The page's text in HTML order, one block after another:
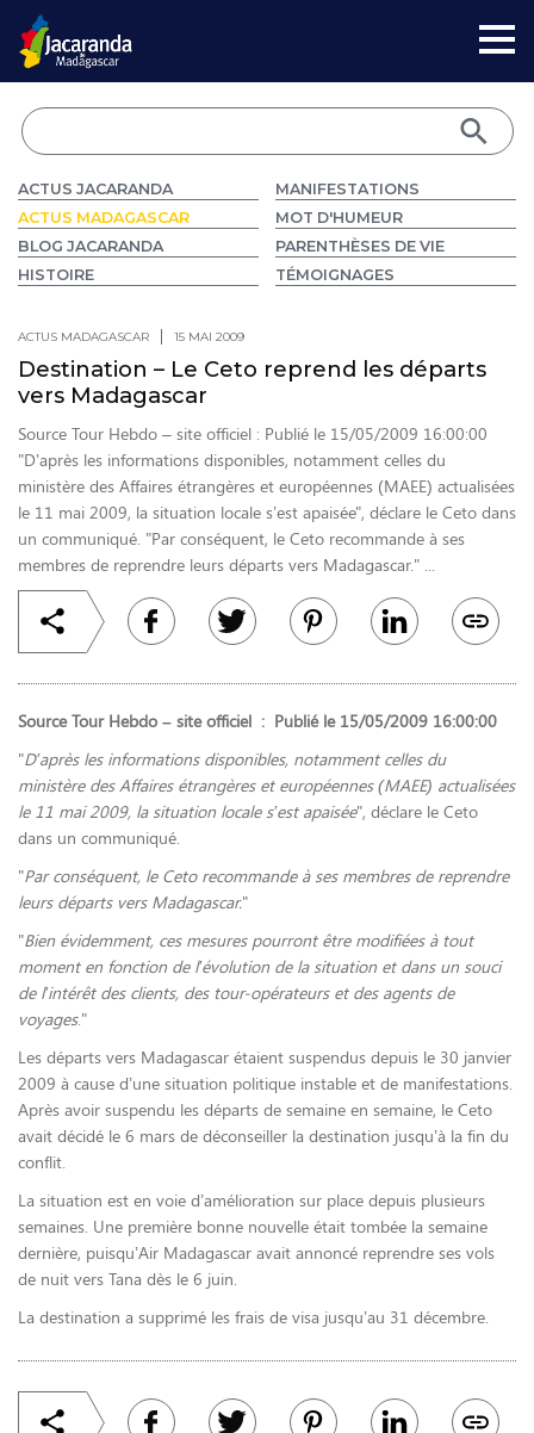
ACTUS JACARANDA
ACTUS MADAGASCAR
BLOG JACARANDA
HISTOIRE
MANIFESTATIONS
MOT D'HUMEUR
PARENTHÈSES DE VIE
TÉMOIGNAGES
ACTUS MADAGASCAR 15 MAI 2009
Destination – Le Ceto reprend les départs
vers Madagascar
Source Tour Hebdo – site officiel : Publié le 15/05/2009 16:00:00
"D’après les informations disponibles, notamment celles du
ministère des Affaires étrangères et européennes (MAEE) actualisées
le 11 mai 2009, la situation locale s’est apaisée", déclare le Ceto dans
un communiqué. "Par conséquent, le Ceto recommande à ses
membres de reprendre leurs départs vers Madagascar." ...
Source Tour Hebdo – site officiel : Publié le 15/05/2009 16:00:00
"D’après les informations disponibles, notamment celles du
ministère des Affaires étrangères et européennes (MAEE) actualisées
le 11 mai 2009, la situation locale s’est apaisée", déclare le Ceto
dans un communiqué.
"Par conséquent, le Ceto recommande à ses membres de reprendre
leurs départs vers Madagascar."
"Bien évidemment, ces mesures pourront être modifiées à tout
moment en fonction de l’évolution de la situation et dans un souci
de l’intérêt des clients, des tour-opérateurs et des agents de
voyages."
Les départs vers Madagascar étaient suspendus depuis le 30 janvier
2009 à cause d’une situation politique instable et de manifestations.
Après avoir suspendu les départs de semaine en semaine, le Ceto
avait décidé le 6 mars de déconseiller la destination jusqu’à la fin du
conflit.
La situation est en voie d’amélioration sur place depuis plusieurs
semaines. Une première bonne nouvelle était tombée la semaine
dernière, puisqu’Air Madagascar avait annoncé reprendre ses vols
de nuit vers Tana dès le 6 juin.
La destination a supprimé les frais de visa jusqu’au 31 décembre.